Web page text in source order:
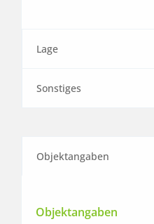
Lage
Sonstiges
Objektangaben
Objektangaben